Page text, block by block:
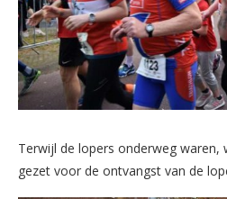
Terwijl de lopers onderweg waren,
gezet voor de ontvangst van de